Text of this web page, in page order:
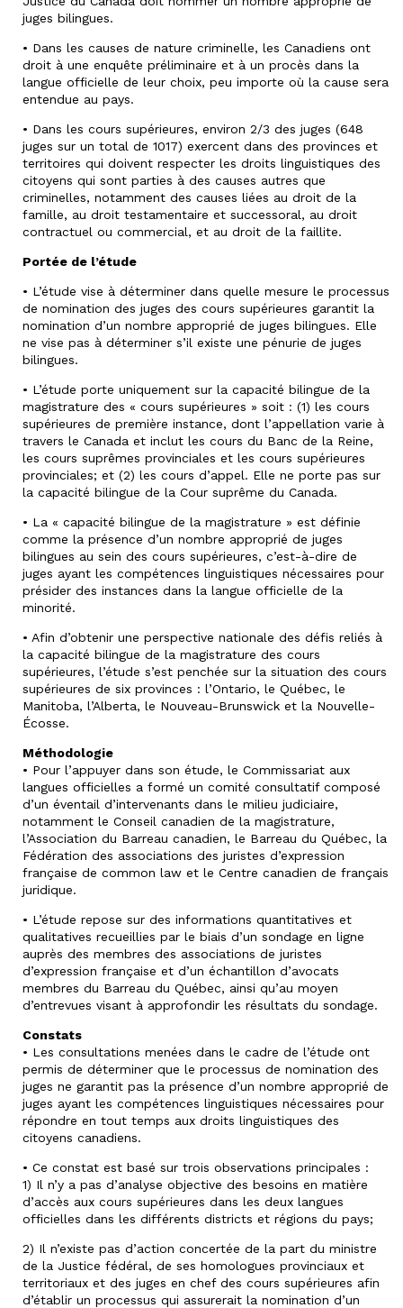
juges bilingues.
• Dans les causes de nature criminelle, les Canadiens ont
droit à une enquête préliminaire et à un procès dans la
langue officielle de leur choix, peu importe où la cause sera
entendue au pays.
• Dans les cours supérieures, environ 2/3 des juges (648
juges sur un total de 1017) exercent dans des provinces et
territoires qui doivent respecter les droits linguistiques des
citoyens qui sont parties à des causes autres que
criminelles, notamment des causes liées au droit de la
famille, au droit testamentaire et successoral, au droit
contractuel ou commercial, et au droit de la faillite.
Portée de l’étude
• L’étude vise à déterminer dans quelle mesure le processus
de nomination des juges des cours supérieures garantit la
nomination d’un nombre approprié de juges bilingues. Elle
ne vise pas à déterminer s’il existe une pénurie de juges
bilingues.
• L’étude porte uniquement sur la capacité bilingue de la
magistrature des « cours supérieures » soit : (1) les cours
supérieures de première instance, dont l’appellation varie à
travers le Canada et inclut les cours du Banc de la Reine,
les cours suprêmes provinciales et les cours supérieures
provinciales; et (2) les cours d’appel. Elle ne porte pas sur
la capacité bilingue de la Cour suprême du Canada.
• La « capacité bilingue de la magistrature » est définie
comme la présence d’un nombre approprié de juges
bilingues au sein des cours supérieures, c’est-à-dire de
juges ayant les compétences linguistiques nécessaires pour
présider des instances dans la langue officielle de la
minorité.
• Afin d’obtenir une perspective nationale des défis reliés à
la capacité bilingue de la magistrature des cours
supérieures, l’étude s’est penchée sur la situation des cours
supérieures de six provinces : l’Ontario, le Québec, le
Manitoba, l’Alberta, le Nouveau-Brunswick et la Nouvelle-
Écosse.
Méthodologie
• Pour l’appuyer dans son étude, le Commissariat aux
langues officielles a formé un comité consultatif composé
d’un éventail d’intervenants dans le milieu judiciaire,
notamment le Conseil canadien de la magistrature,
l’Association du Barreau canadien, le Barreau du Québec, la
Fédération des associations des juristes d’expression
française de common law et le Centre canadien de français
juridique.
• L’étude repose sur des informations quantitatives et
qualitatives recueillies par le biais d’un sondage en ligne
auprès des membres des associations de juristes
d’expression française et d’un échantillon d’avocats
membres du Barreau du Québec, ainsi qu’au moyen
d’entrevues visant à approfondir les résultats du sondage.
Constats
• Les consultations menées dans le cadre de l’étude ont
permis de déterminer que le processus de nomination des
juges ne garantit pas la présence d’un nombre approprié de
juges ayant les compétences linguistiques nécessaires pour
répondre en tout temps aux droits linguistiques des
citoyens canadiens.
• Ce constat est basé sur trois observations principales :
1) Il n’y a pas d’analyse objective des besoins en matière
d’accès aux cours supérieures dans les deux langues
officielles dans les différents districts et régions du pays;
2) Il n’existe pas d’action concertée de la part du ministre
de la Justice fédéral, de ses homologues provinciaux et
territoriaux et des juges en chef des cours supérieures afin
d’établir un processus qui assurerait la nomination d’un